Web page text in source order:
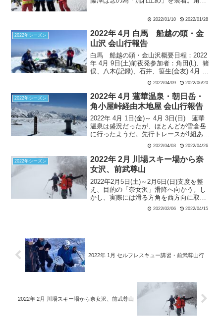
は好天に恵まれて素晴らしい。
れたが、、、昨日今日と降っていない割
にはあまり荒らされておらずそこそこの
雪質。ゲレンデに戻る所がかなり落ちて
いて回り込む。2回目は沢の左側のエリ
ア。雪はそこそこだが木が密だ。急斜面
を滑っていた角田さんが転倒して板を外
す。片方が見つからず、皆で探す。しば
らくして藤澤はゴンドラ駅のパトロール
事務所に行ってスコップ・ゾンデ・目印
にするポールを借りてくる。
2022/01/10 2022/01/28
2022年シーズン
2022年 4月 白馬 船越の頭・金
山沢 会山行報告
白馬 船越の頭・金山沢概要日程：2022
年 4月 9日(土)前夜発参加者：角田(L)、猪
俣、八木(記録)、石井、笹生(会友) 4月 9
日(土)天候：晴れ栂池高原スキー場 8:50
＝栂池自然園駅1820m 9:50…船越の頭
2612m13:2...
2022/04/09 2022/06/20
2022年シーズン
2022年 4月 蓮華温泉・朝日岳・
角小屋峠経由木地屋 会山行報告
2022年 4月 1日(金)～ 4月 3日(日) 蓮華
温泉は盛況だったが、ほとんどが雪倉岳
に行ったようだ。先行トレースが1組あっ
て、てっきり私はそのパーティも朝日岳
にいくものだと思って、トレースを辿っ
てしまった。途中後続のメンバーから無
線が入り、「彼らはどうやら赤男山に向
かっているのでは」と言われ、その時に
GPSで確認をしてルートが間違っていた
ことに気付く。そしてすぐ右にルートを
修正して、本来のルートに戻り、吹上の
2022/04/03 2022/04/26
2022年シーズン
2022年 2月 川場スキー場から奈
女沢、前武尊山
2022年2月5日(土)～2月6日(日)支度を整
え、目的の「奈女沢」滑降へ向かう。し
かし、実際には滑る方角を西方向に取り
過ぎ、獅子ヶ鼻山南面の方向に滑りこん
でしまう。斜面は思いのほか雪質も木々
う。そこで、方向修正をすることにす
る。全員がGPSを所持しながらも、確認
り返しを前提とするなら今後使えそうで
ある。怪我の功名といったところか。
2022/02/06 2022/04/15
2022年 1月 セルフレスキュー講習・前武尊山行
2022年 2月 川場スキー場から奈女沢、前武尊山